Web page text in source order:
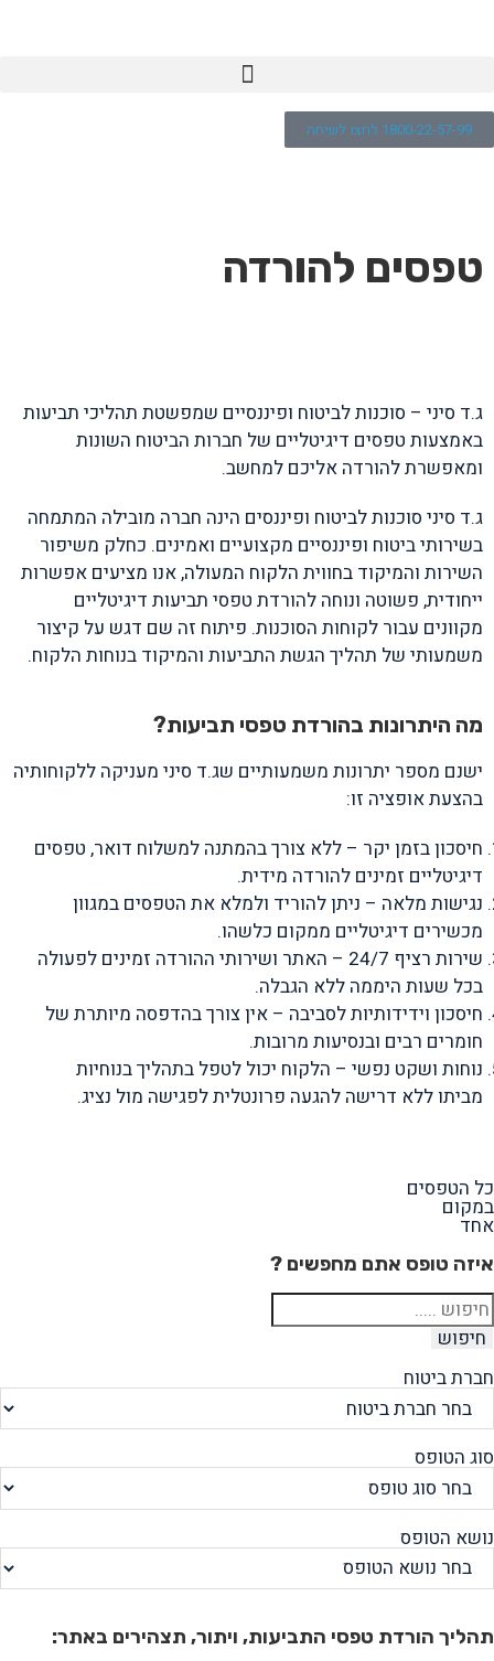
1800-22-57-99 לחצו לשיחה
טפסים להורדה
ג.ד סיני – סוכנות לביטוח ופיננסיים שמפשטת תהליכי תביעות
באמצעות טפסים דיגיטליים של חברות הביטוח השונות
ומאפשרת להורדה אליכם למחשב.
ג.ד סיני סוכנות לביטוח ופיננסים הינה חברה מובילה המתמחה
בשירותי ביטוח ופיננסיים מקצועיים ואמינים. כחלק משיפור
השירות והמיקוד בחווית הלקוח המעולה, אנו מציעים אפשרות
ייחודית, פשוטה ונוחה להורדת טפסי תביעות דיגיטליים
מקוונים עבור לקוחות הסוכנות. פיתוח זה שם דגש על קיצור
משמעותי של תהליך הגשת התביעות והמיקוד בנוחות הלקוח.
מה היתרונות בהורדת טפסי תביעות?
ישנם מספר יתרונות משמעותיים שג.ד סיני מעניקה ללקוחותיה
בהצעת אופציה זו:
חיסכון בזמן יקר – ללא צורך בהמתנה למשלוח דואר, טפסים
דיגיטליים זמינים להורדה מידית.
נגישות מלאה – ניתן להוריד ולמלא את הטפסים במגוון
מכשירים דיגיטליים ממקום כלשהו.
שירות רציף 24/7 – האתר ושירותי ההורדה זמינים לפעולה
בכל שעות היממה ללא הגבלה.
חיסכון וידידותיות לסביבה – אין צורך בהדפסה מיותרת של
חומרים רבים ובנסיעות מרובות.
נוחות ושקט נפשי – הלקוח יכול לטפל בתהליך בנוחיות
מביתו ללא דרישה להגעה פרונטלית לפגישה מול נציג.
כל הטפסים
במקום
אחד
איזה טופס אתם מחפשים ?
חיפוש
חברת ביטוח
סוג הטופס
נושא הטופס
תהליך הורדת טפסי התביעות, ויתור, תצהירים באתר: